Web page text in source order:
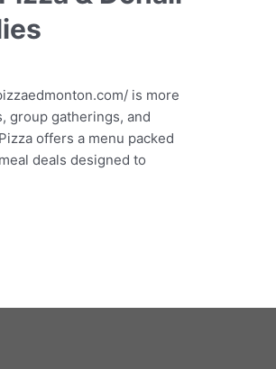
is more
group gatherings, and
offers a menu packed
deals designed to